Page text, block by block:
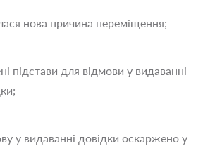
нова причина переміщення;
підстави для відмови у видаванні
у видаванні довідки оскаржено у